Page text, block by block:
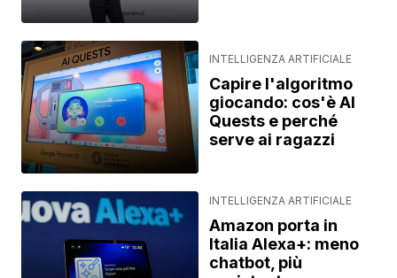
INTELLIGENZA ARTIFICIALE
Capire l'algoritmo
giocando: cos'è AI
Quests e perché
serve ai ragazzi
INTELLIGENZA ARTIFICIALE
Amazon porta in
Italia Alexa+: meno
chatbot, più